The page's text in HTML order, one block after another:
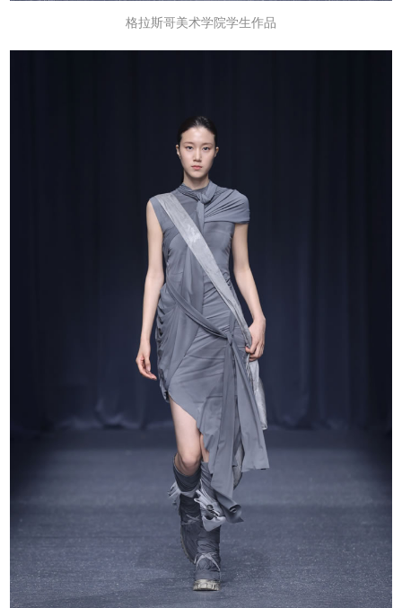
格拉斯哥美术学院学生作品